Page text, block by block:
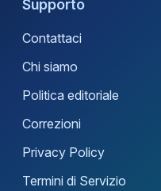
Supporto
Contattaci
Chi siamo
Politica editoriale
Correzioni
Privacy Policy
Termini di Servizio